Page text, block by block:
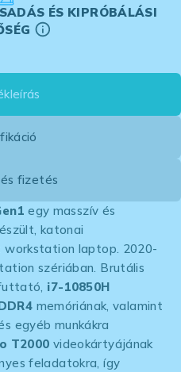
ÉS KIPRÓBÁLÁSI
fizetés
egy masszív és
katonai
workstation laptop. 2020-
szériában. Brutális
i7-10850H
memóriának, valamint
egyéb munkákra
T2000 videokártyájának
feladatokra, így